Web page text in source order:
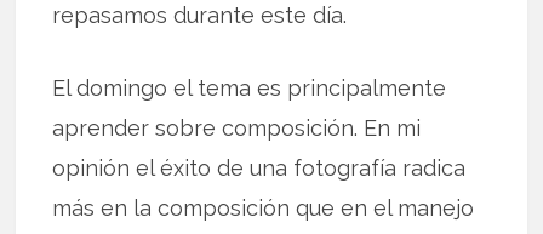
repasamos durante este día.
El domingo el tema es principalmente
aprender sobre composición. En mi
opinión el éxito de una fotografía radica
más en la composición que en el manejo